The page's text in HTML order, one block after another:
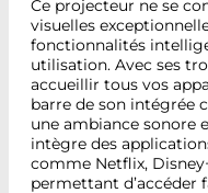
Ce projecteur ne se
visuelles
fonctionnalités
utilisation. Avec ses
accueillir tous vos
barre de son intégrée
une ambiance sonore
intègre des
comme Netflix,
permettant d’accéder